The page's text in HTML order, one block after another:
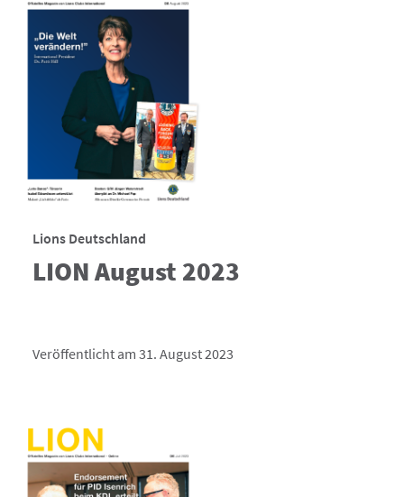
Lions Deutschland
LION August 2023
Veröffentlicht am 31. August 2023